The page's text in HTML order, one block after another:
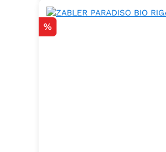
Rabatt
%